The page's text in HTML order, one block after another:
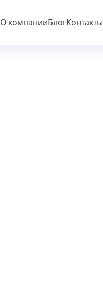
О компанииБлогКонтакты